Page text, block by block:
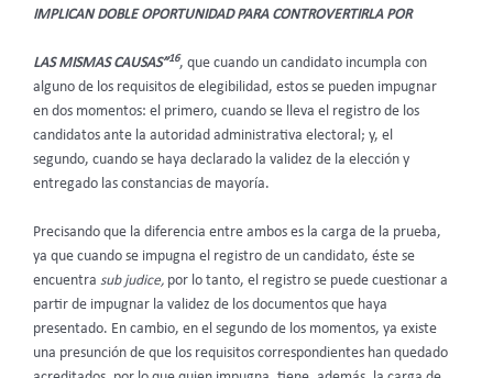
IMPLICAN DOBLE OPORTUNIDAD PARA CONTROVERTIRLA POR
LAS MISMAS CAUSAS”16, que cuando un candidato incumpla con
alguno de los requisitos de elegibilidad, estos se pueden impugnar
en dos momentos: el primero, cuando se lleva el registro de los
candidatos ante la autoridad administrativa electoral; y, el
segundo, cuando se haya declarado la validez de la elección y
entregado las constancias de mayoría.
Precisando que la diferencia entre ambos es la carga de la prueba,
ya que cuando se impugna el registro de un candidato, éste se
encuentra sub judice, por lo tanto, el registro se puede cuestionar a
partir de impugnar la validez de los documentos que haya
presentado. En cambio, en el segundo de los momentos, ya existe
una presunción de que los requisitos correspondientes han quedado